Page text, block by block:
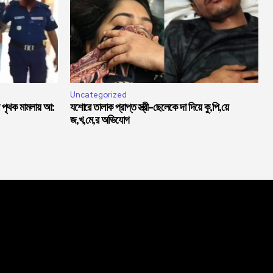
মামলায় আ:
Uncategorized
যশোরে তালাক প্রাপ্ত স্ত্রী-ছেলেকে দা দিয়ে কু,পি,য়ে
জ,খ,মে,র অভিযোগ